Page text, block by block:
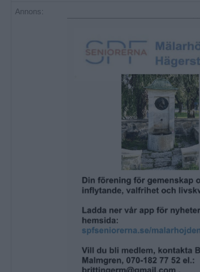
Annons: